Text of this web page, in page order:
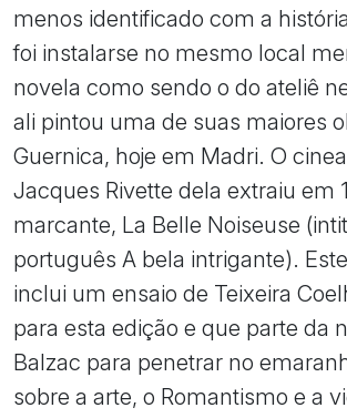
menos identificado com a
foi instalarse no mesmo local
novela como sendo o do ateliê
ali pintou uma de suas maiores
Guernica, hoje em Madri. O
Jacques Rivette dela extraiu em
marcante, La Belle Noiseuse
português A bela intrigante).
inclui um ensaio de Teixeira
para esta edição e que parte da
Balzac para penetrar no
sobre a arte, o Romantismo e a